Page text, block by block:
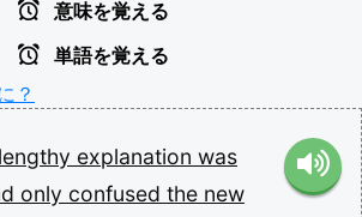
意味を覚える
単語を覚える
？
lengthy explanation was
only confused the new